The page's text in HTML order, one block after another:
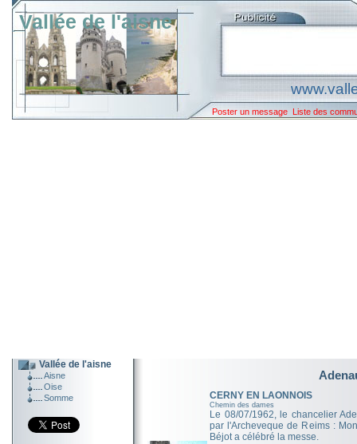
Vallée de l'aisne
Poster un message Liste des
Vallée de l'aisne
Aisne
Oise
Somme
CERNY EN LAONNOIS
Chemin des dames
Le 08/07/1962, le chancelier
par l'Archeveque de Reims :
Béjot a célébré la messe.